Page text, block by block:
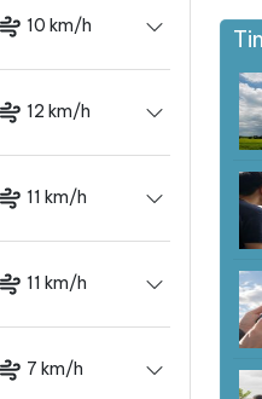
10 km/h
12 km/h
11 km/h
11 km/h
7 km/h